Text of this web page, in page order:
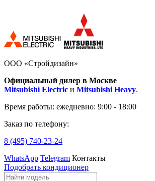
ООО «Стройдизайн»
Официальный дилер в Москве
Mitsubishi Electric и Mitsubishi Heavy.
Время работы: ежедневно: 9:00 - 18:00
Заказ по телефону:
8 (495) 740-23-24
WhatsApp Telegram Контакты
Подобрать кондиционер